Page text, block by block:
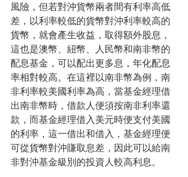
風險，但若對沖貨幣兩者間有利率高低
差，以利率較低的貨幣對沖利率較高的
貨幣，就會產生收益，取得額外股息，
這也是澳幣、紐幣、人民幣和南非幣的
配息基金，可以配出更多息，年化配息
率相對較高。在這裡以南非幣為例，南
非利率較美國利率為高，當基金經理借
出南非幣時，借款人便須按南非利率還
款，而基金經理借入美元時便支付美國
的利率，這一借出和借入，基金經理便
可從貨幣對沖賺取息差，因此可以給南
非對沖基金級別的投資人較高利息。